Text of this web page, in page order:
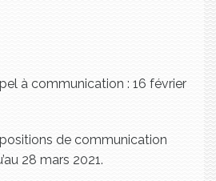
à communication : 16 février
de communication
28 mars 2021.